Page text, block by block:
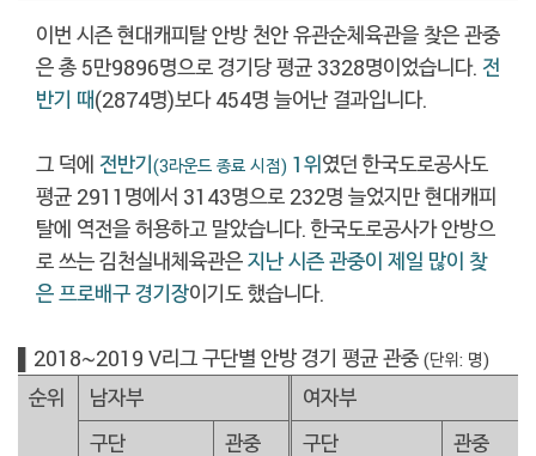
이번 시즌 현대캐피탈 안방 천안 유관순체육관을 찾은 관중
은 총 5만9896명으로 경기당 평균 3328명이었습니다. 전
반기 때(2874명)보다 454명 늘어난 결과입니다.
그 덕에 전반기(3라운드 종료 시점) 1위였던 한국도로공사도
평균 2911명에서 3143명으로 232명 늘었지만 현대캐피
탈에 역전을 허용하고 말았습니다. 한국도로공사가 안방으
로 쓰는 김천실내체육관은지난 시즌 관중이 제일 많이 찾
은 프로배구 경기장이기도 했습니다.
▌2018~2019 V리그 구단별 안방 경기 평균 관중 (단위: 명)
순위 남자부
여자부
구단
관중 구단
관중